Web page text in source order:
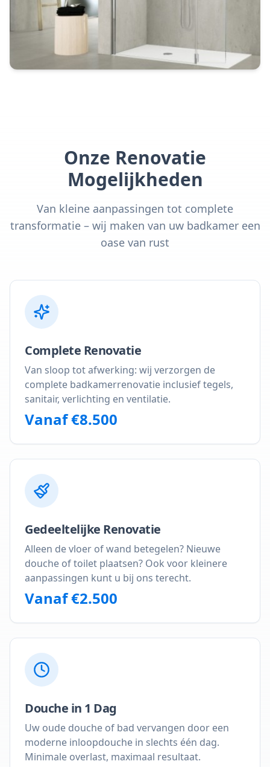
Onze Renovatie
Mogelijkheden
Van kleine aanpassingen tot complete
transformatie – wij maken van uw badkamer een
oase van rust
Complete Renovatie
Van sloop tot afwerking: wij verzorgen de
complete badkamerrenovatie inclusief tegels,
sanitair, verlichting en ventilatie.
Vanaf €8.500
Gedeeltelijke Renovatie
Alleen de vloer of wand betegelen? Nieuwe
douche of toilet plaatsen? Ook voor kleinere
aanpassingen kunt u bij ons terecht.
Vanaf €2.500
Douche in 1 Dag
Uw oude douche of bad vervangen door een
moderne inloopdouche in slechts één dag.
Minimale overlast, maximaal resultaat.